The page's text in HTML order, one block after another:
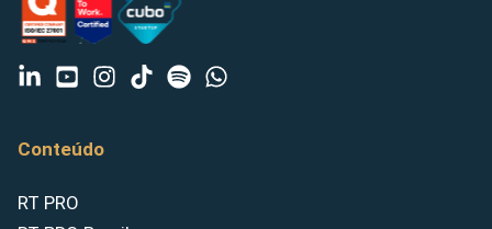
Conteúdo
RT PRO